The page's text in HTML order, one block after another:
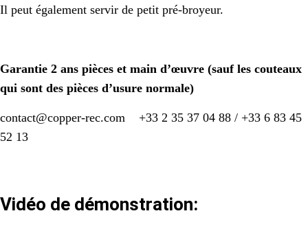
Il peut également servir de petit pré-broyeur.
Garantie 2 ans pièces et main d’œuvre (sauf les couteaux
qui sont des pièces d’usure normale)
contact@copper-rec.com +33 2 35 37 04 88 / +33 6 83 45
52 13
Vidéo de démonstration: